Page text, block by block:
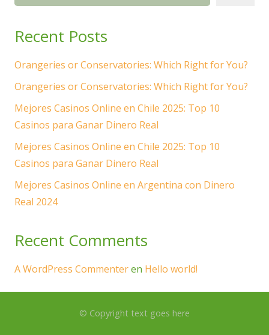
Recent Posts
Orangeries or Conservatories: Which Right for You?
Orangeries or Conservatories: Which Right for You?
Mejores Casinos Online en Chile 2025: Top 10
Casinos para Ganar Dinero Real
Mejores Casinos Online en Chile 2025: Top 10
Casinos para Ganar Dinero Real
Mejores Casinos Online en Argentina con Dinero
Real 2024
Recent Comments
A WordPress Commenteren Hello world!
© Copyright text goes here